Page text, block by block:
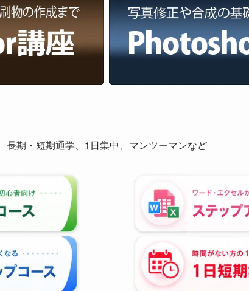
長期・短期通学、1日集中、マンツーマンなど